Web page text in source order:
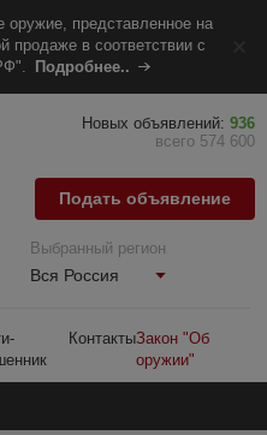
оружие, представленное на
продаже в соответствии с
Подробнее..
Выбранный регион
Вся Россия
КонтактыЗакон "Об
оружии"
Новых объявлений: 936
всего 574 600
Подать объявление